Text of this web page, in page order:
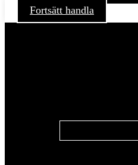
Fortsätt handla